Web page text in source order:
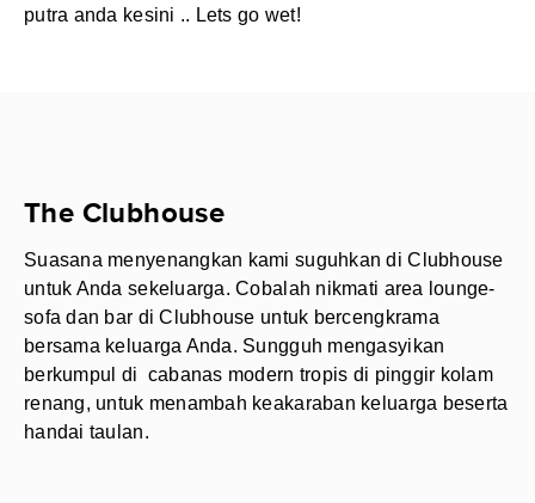
putra anda kesini .. Lets go wet!
The Clubhouse
Suasana menyenangkan kami suguhkan di Clubhouse
untuk Anda sekeluarga. Cobalah nikmati area lounge-
sofa dan bar di Clubhouse untuk bercengkrama
bersama keluarga Anda. Sungguh mengasyikan
berkumpul di cabanas modern tropis di pinggir kolam
renang, untuk menambah keakaraban keluarga beserta
handai taulan.